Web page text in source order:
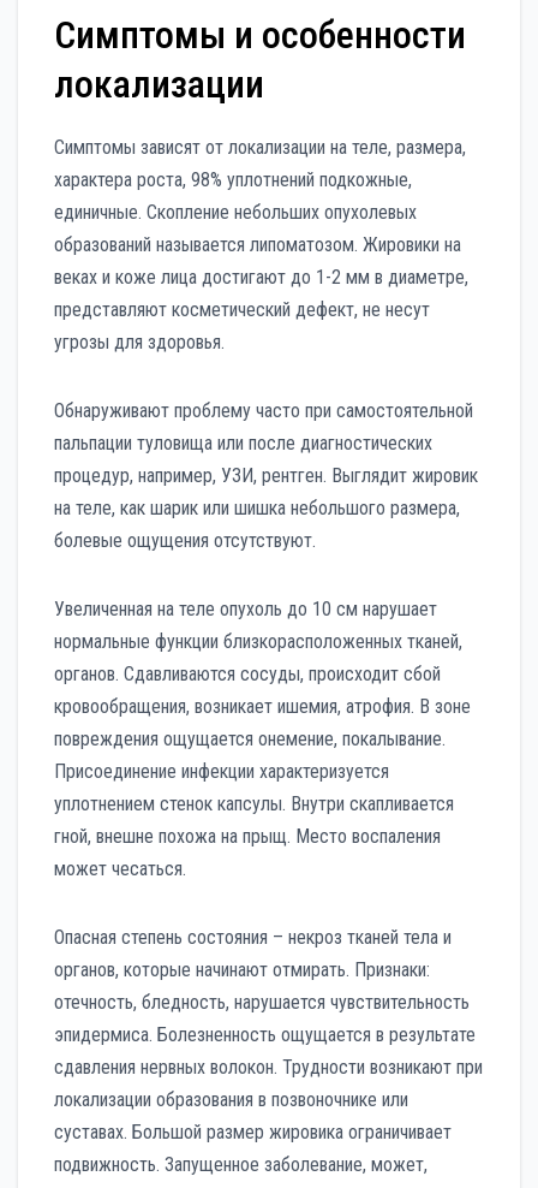
Симптомы и особенности
локализации
Симптомы зависят от локализации на теле, размера,
характера роста, 98% уплотнений подкожные,
единичные. Скопление небольших опухолевых
образований называется липоматозом. Жировики на
веках и коже лица достигают до 1-2 мм в диаметре,
представляют косметический дефект, не несут
угрозы для здоровья.
Обнаруживают проблему часто при самостоятельной
пальпации туловища или после диагностических
процедур, например, УЗИ, рентген. Выглядит жировик
на теле, как шарик или шишка небольшого размера,
болевые ощущения отсутствуют.
Увеличенная на теле опухоль до 10 см нарушает
нормальные функции близкорасположенных тканей,
органов. Сдавливаются сосуды, происходит сбой
кровообращения, возникает ишемия, атрофия. В зоне
повреждения ощущается онемение, покалывание.
Присоединение инфекции характеризуется
уплотнением стенок капсулы. Внутри скапливается
гной, внешне похожа на прыщ. Место воспаления
может чесаться.
Опасная степень состояния – некроз тканей тела и
органов, которые начинают отмирать. Признаки:
отечность, бледность, нарушается чувствительность
эпидермиса. Болезненность ощущается в результате
сдавления нервных волокон. Трудности возникают при
локализации образования в позвоночнике или
суставах. Большой размер жировика ограничивает
подвижность. Запущенное заболевание, может,